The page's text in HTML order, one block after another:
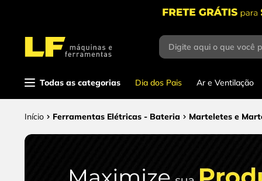
Digite aqui o que você
Todas as categorias Dia dos Pais Ar e Ventilação
Ferramentas Elétricas - Bateria Marteletes e
Termos mais
buscados
parafusadeira
serra circular